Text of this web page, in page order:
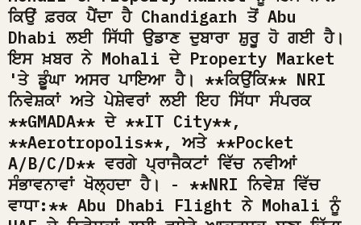
ਕਿਉਂ ਫ਼ਰਕ ਪੈਂਦਾ ਹੈ Chandigarh ਤੋਂ Abu
Dhabi ਲਈ ਸਿੱਧੀ ਉਡਾਣ ਦੁਬਾਰਾ ਸ਼ੁਰੂ ਹੋ ਗਈ ਹੈ।
ਇਸ ਖ਼ਬਰ ਨੇ Mohali ਦੇ Property Market
'ਤੇ ਡੂੰਘਾ ਅਸਰ ਪਾਇਆ ਹੈ। **ਕਿਉਂਕਿ** NRI
ਨਿਵੇਸ਼ਕਾਂ ਅਤੇ ਪੇਸ਼ੇਵਰਾਂ ਲਈ ਇਹ ਸਿੱਧਾ ਸੰਪਰਕ
**GMADA** ਦੇ **IT City**,
**Aerotropolis**, ਅਤੇ **Pocket
A/B/C/D** ਵਰਗੇ ਪ੍ਰਾਜੈਕਟਾਂ ਵਿੱਚ ਨਵੀਆਂ
ਸੰਭਾਵਨਾਵਾਂ ਖੋਲ੍ਹਦਾ ਹੈ। - **NRI ਨਿਵੇਸ਼ ਵਿੱਚ
ਵਾਧਾ:** Abu Dhabi Flight ਨੇ Mohali ਨੂੰ